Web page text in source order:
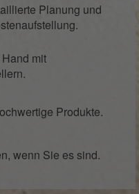
Planung und
mit
Produkte.
wenn Sie es sind.